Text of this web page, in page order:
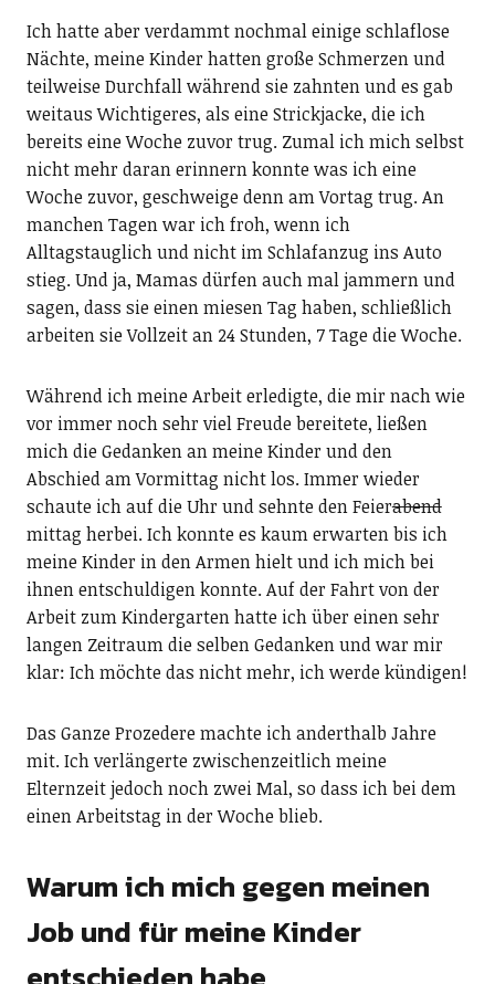
Ich hatte aber verdammt nochmal einige schlaflose
Nächte, meine Kinder hatten große Schmerzen und
teilweise Durchfall während sie zahnten und es gab
weitaus Wichtigeres, als eine Strickjacke, die ich
bereits eine Woche zuvor trug. Zumal ich mich selbst
nicht mehr daran erinnern konnte was ich eine
Woche zuvor, geschweige denn am Vortag trug. An
manchen Tagen war ich froh, wenn ich
Alltagstauglich und nicht im Schlafanzug ins Auto
stieg. Und ja, Mamas dürfen auch mal jammern und
sagen, dass sie einen miesen Tag haben, schließlich
arbeiten sie Vollzeit an 24 Stunden, 7 Tage die Woche.
Während ich meine Arbeit erledigte, die mir nach wie
vor immer noch sehr viel Freude bereitete, ließen
mich die Gedanken an meine Kinder und den
Abschied am Vormittag nicht los. Immer wieder
schaute ich auf die Uhr und sehnte den Feierabend
mittag herbei. Ich konnte es kaum erwarten bis ich
meine Kinder in den Armen hielt und ich mich bei
ihnen entschuldigen konnte. Auf der Fahrt von der
Arbeit zum Kindergarten hatte ich über einen sehr
langen Zeitraum die selben Gedanken und war mir
klar: Ich möchte das nicht mehr, ich werde kündigen!
Das Ganze Prozedere machte ich anderthalb Jahre
mit. Ich verlängerte zwischenzeitlich meine
Elternzeit jedoch noch zwei Mal, so dass ich bei dem
einen Arbeitstag in der Woche blieb.
Warum ich mich gegen meinen
Job und für meine Kinder